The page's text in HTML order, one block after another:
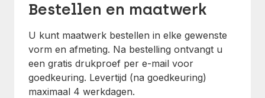
Bestellen en maatwerk
U kunt maatwerk bestellen in elke gewenste
vorm en afmeting. Na bestelling ontvangt u
een gratis drukproef per e-mail voor
goedkeuring. Levertijd (na goedkeuring)
maximaal 4 werkdagen.